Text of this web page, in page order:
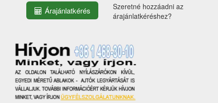
Árajánlatkérés
Szeretné hozzáadni az
árajánlatkéréshez?